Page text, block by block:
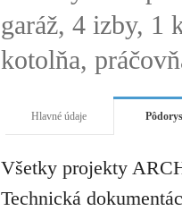
garáž, 4 izby, 1
kotolňa,
Hlavné údaje
Všetky projekty
Technická